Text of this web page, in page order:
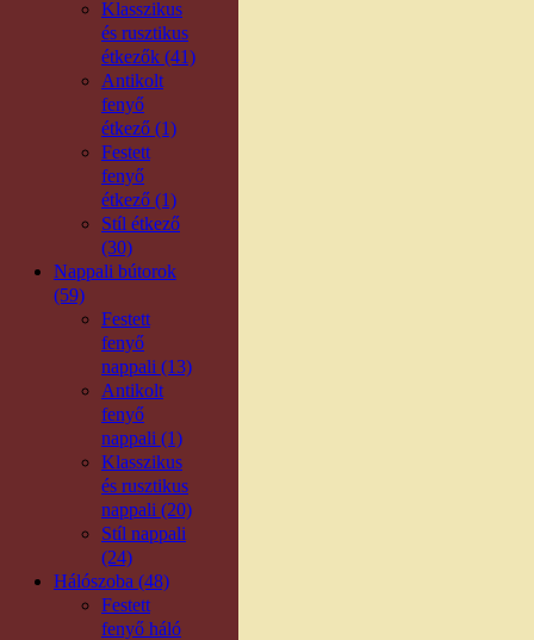
Klasszikus
és rusztikus
étkezők (41)
Antikolt
fenyő
étkező (1)
Festett
fenyő
étkező (1)
Stíl étkező
(30)
Nappali bútorok
(59)
Festett
fenyő
nappali (13)
Antikolt
fenyő
nappali (1)
Klasszikus
és rusztikus
nappali (20)
Stíl nappali
(24)
Hálószoba (48)
Festett
fenyő háló